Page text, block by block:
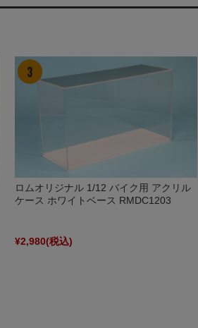
ロムオリジナル 1/12 バイク用 アクリル
ケース ホワイトベース RMDC1203
¥2,980(税込)